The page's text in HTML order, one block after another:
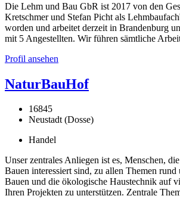
Die Lehm und Bau GbR ist 2017 von den
Kretschmer und Stefan Picht als
worden und arbeitet derzeit in Brandenburg
mit 5 Angestellten. Wir führen sämtliche
Profil ansehen
NaturBauHof
16845
Neustadt (Dosse)
Handel
Unser zentrales Anliegen ist es, Menschen,
Bauen interessiert sind, zu allen Themen rund
Bauen und die ökologische Haustechnik auf
Ihren Projekten zu unterstützen. Zentrale